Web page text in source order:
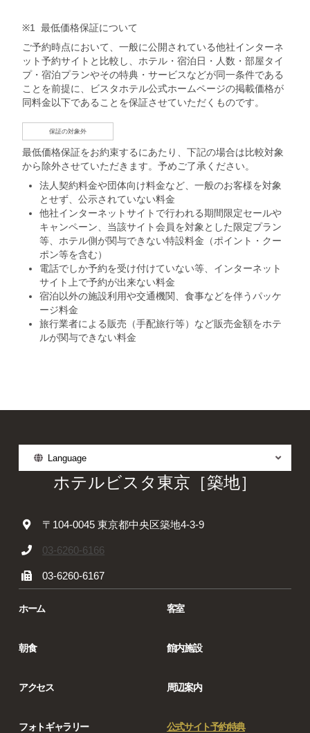
※1
最低価格保証について
ご予約時点において、一般に公開されている他社インターネ
ット予約サイトと比較し、ホテル・宿泊日・人数・部屋タイ
プ・宿泊プランやその特典・サービスなどが同一条件である
ことを前提に、ビスタホテル公式ホームページの掲載価格が
同料金以下であることを保証させていただくものです。
保証の対象外
最低価格保証をお約束するにあたり、下記の場合は比較対象
から除外させていただきます。予めご了承ください。
法人契約料金や団体向け料金など、一般のお客様を対象
とせず、公示されていない料金
他社インターネットサイトで行われる期間限定セールや
キャンペーン、当該サイト会員を対象とした限定プラン
等、ホテル側が関与できない特設料金（ポイント・クー
ポン等を含む）
電話でしか予約を受け付けていない等、インターネット
サイト上で予約が出来ない料金
宿泊以外の施設利用や交通機関、食事などを伴うパッケ
ージ料金
旅行業者による販売（手配旅行等）など販売金額をホテ
ルが関与できない料金
Language
ホテルビスタ東京［築地］
〒104-0045 東京都中央区築地4-3-9
03-6260-6166
03-6260-6167
ホーム 客室
朝食 館内施設
アクセス 周辺案内
フォトギャラリー 公式サイト予約特典